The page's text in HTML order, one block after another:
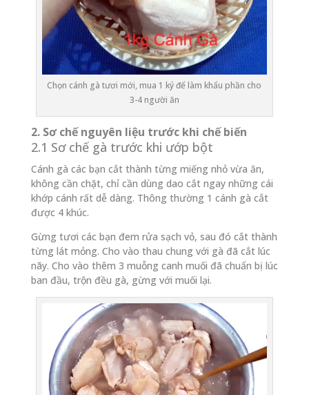
Chọn cánh gà tươi mới, mua 1 ký để làm khẩu phần cho
3-4 người ăn
2. Sơ chế nguyên liệu trước khi chế biến
2.1 Sơ chế gà trước khi ướp bột
Cánh gà các bạn cắt thành từng miếng nhỏ vừa ăn,
không cần chặt, chỉ cần dùng dao cắt ngay những cái
khớp cánh rất dễ dàng. Thông thường 1 cánh gà cắt
được 4 khúc.
Gừng tươi các bạn đem rửa sạch vỏ, sau đó cắt thành
từng lát mỏng. Cho vào thau chung với gà đã cắt lúc
nãy. Cho vào thêm 3 muỗng canh muối đã chuẩn bị lúc
ban đầu, trộn đều gà, gừng với muối lại.